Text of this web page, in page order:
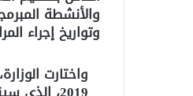
والأنشطة
وتواريخ إجراء